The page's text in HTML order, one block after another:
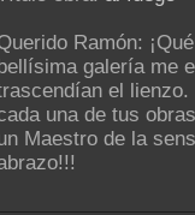
Ramón:
galería me
el
una de tus
Maestro de la